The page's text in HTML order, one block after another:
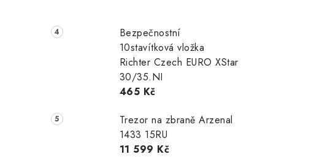
n
Bezpečnostní
10stavítková vložka
Richter Czech EURO XStar
30/35.NI
465 Kč
Trezor na zbraně Arzenal
1433 15RU
11 599 Kč